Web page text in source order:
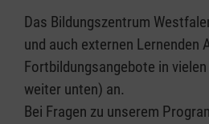
Das Bildungszentrum
und auch externen Lernenden
Fortbildungsangebote in
weiter unten) an.
Bei Fragen zu unserem